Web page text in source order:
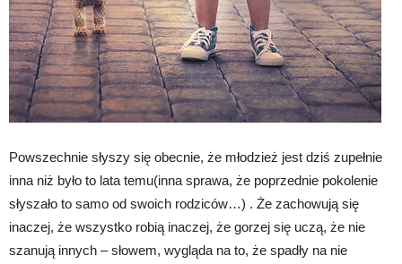
Powszechnie słyszy się obecnie, że młodzież jest dziś zupełnie
inna niż było to lata temu(inna sprawa, że poprzednie pokolenie
słyszało to samo od swoich rodziców…) . Że zachowują się
inaczej, że wszystko robią inaczej, że gorzej się uczą, że nie
szanują innych – słowem, wygląda na to, że spadły na nie